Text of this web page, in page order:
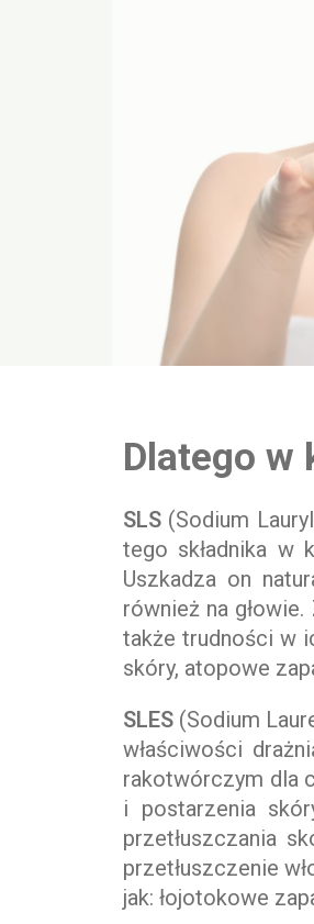
Dlatego w
SLS (Sodium
tego składnika w
Uszkadza on
również na
także trudności w
skóry, atopowe
SLES (Sodium
właściwości
rakotwórczym dla
i postarzenia
przetłuszczania
przetłuszczenie
jak: łojotokowe